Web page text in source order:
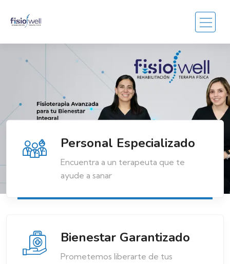
Personal Especializado
Encuentra a un terapeuta que te
ayude a sanar
Bienestar Garantizado
Prometemos liberarte de tus